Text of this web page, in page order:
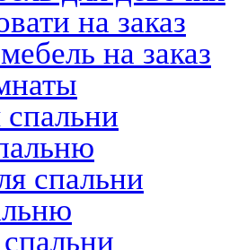
на заказ
на заказ
спальни